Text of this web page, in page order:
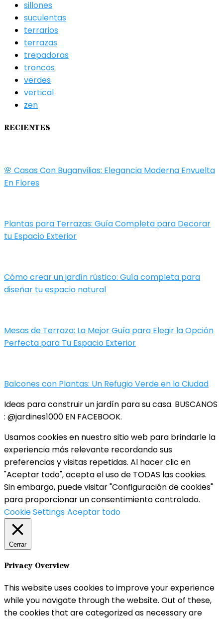
sillones
suculentas
terrarios
terrazas
trepadoras
troncos
verdes
vertical
zen
RECIENTES
🌸 Casas Con Buganvilias: Elegancia Moderna Envuelta
En Flores
Plantas para Terrazas: Guía Completa para Decorar
tu Espacio Exterior
Cómo crear un jardín rústico: Guía completa para
diseñar tu espacio natural
Mesas de Terraza: La Mejor Guía para Elegir la Opción
Perfecta para Tu Espacio Exterior
Balcones con Plantas: Un Refugio Verde en la Ciudad
Ideas para construir un jardín para su casa. BUSCANOS
: @jardines1000 EN FACEBOOK.
Usamos cookies en nuestro sitio web para brindarle la
experiencia más relevante recordando sus
preferencias y visitas repetidas. Al hacer clic en
"Aceptar todo", acepta el uso de TODAS las cookies.
Sin embargo, puede visitar "Configuración de cookies"
para proporcionar un consentimiento controlado.
Cookie Settings Aceptar todo
Cerrar
Privacy Overview
This website uses cookies to improve your experience
while you navigate through the website. Out of these,
the cookies that are categorized as necessary are